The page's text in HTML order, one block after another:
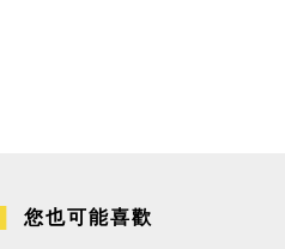
您也可能喜歡